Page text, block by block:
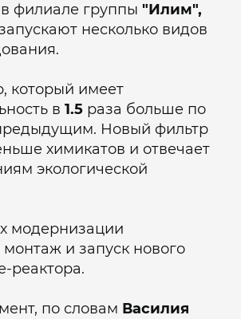
филиале группы "Илим",
несколько видов
который имеет
в 1.5 раза больше по
Новый фильтр
химикатов и отвечает
экологической
модернизации
и запуск нового
реактора.
по словам Василия